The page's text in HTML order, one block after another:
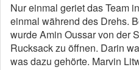
Nur einmal geriet das Team
einmal während des Drehs.
wurde Amin Oussar von der
Rucksack zu öffnen. Darin
was dazu gehörte. Marvin